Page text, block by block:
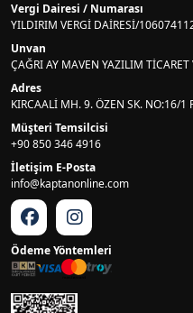
Vergi Dairesi / Numarası
YILDIRIM VERGİ DAİRESİ/
Unvan
ÇAĞRI AY MAVEN YAZILIM
Adres
KIRCAALİ MH. 9. ÖZEN SK. NO:16/
Müşteri Temsilcisi
+90 850 346 4916
İletişim E-Posta
info@kaptanonline.com
Ödeme Yöntemleri